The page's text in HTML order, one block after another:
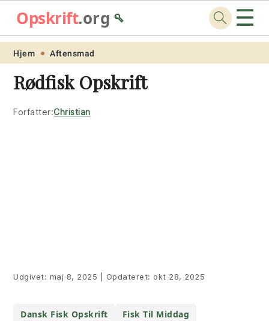
Skip
primary
navigation
Skip
main
content
Skip
primary
sidebar
Skip
footer
Opskrift.org🥄 ☰
Hjem Aftensmad
Rødfisk Opskrift
Forfatter:Christian
Udgivet: maj 8, 2025 Opdateret: okt 28, 2025
Dansk Fisk Opskrift
Fisk Til Middag